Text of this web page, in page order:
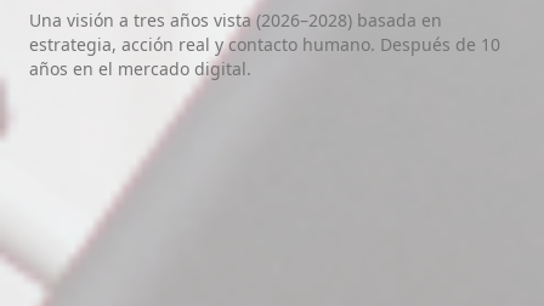
Una visión a tres años vista (2026–2028) basada en
estrategia, acción real y contacto humano. Después de 10
años en el mercado digital.